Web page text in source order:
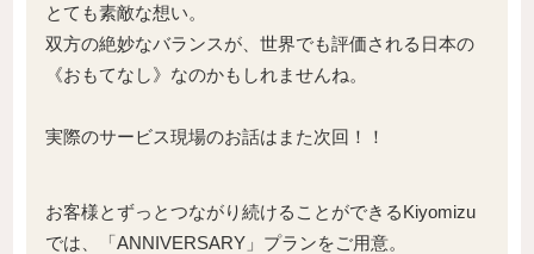
とても素敵な想い。
双方の絶妙なバランスが、世界でも評価される日本の
《おもてなし》なのかもしれませんね。
実際のサービス現場のお話はまた次回！！
お客様とずっとつながり続けることができるKiyomizu
では、「ANNIVERSARY」プランをご用意。